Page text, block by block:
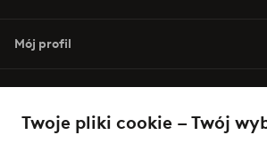
Twoje pliki cookie – Twój
Mój profil